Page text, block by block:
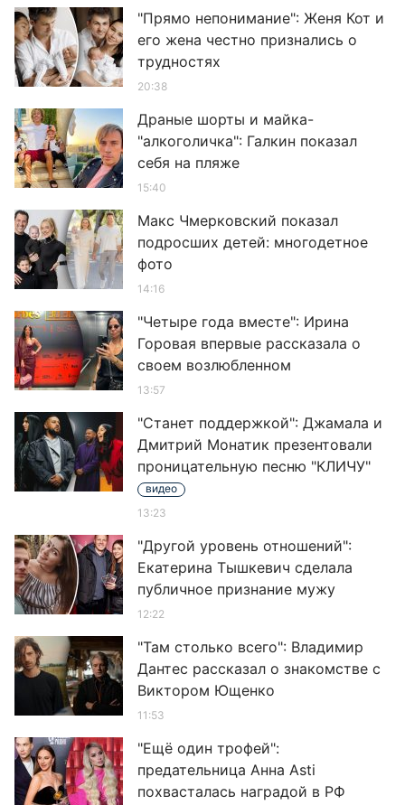
"Прямо непонимание": Женя Кот и
его жена честно признались о
трудностях
20:38
Драные шорты и майка-
"алкоголичка": Галкин показал
себя на пляже
15:40
Макс Чмерковский показал
подросших детей: многодетное
фото
14:16
"Четыре года вместе": Ирина
Горовая впервые рассказала о
своем возлюбленном
13:57
"Станет поддержкой": Джамала и
Дмитрий Монатик презентовали
проницательную песню "КЛИЧУ"
видео
13:23
"Другой уровень отношений":
Екатерина Тышкевич сделала
публичное признание мужу
12:22
"Там столько всего": Владимир
Дантес рассказал о знакомстве с
Виктором Ющенко
11:53
"Ещё один трофей":
предательница Анна Asti
похвасталась наградой в РФ